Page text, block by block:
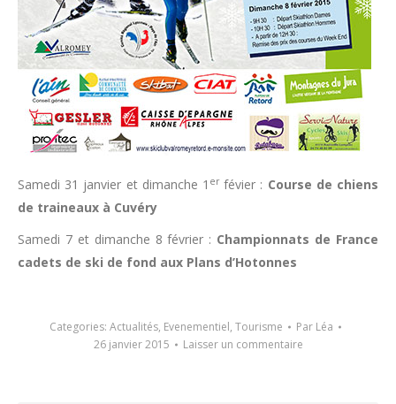
Samedi 31 janvier et dimanche 1 erfévier : Course de chiens
de traineaux à Cuvéry
Samedi 7 et dimanche 8 février : Championnats de France
cadets de ski de fond aux Plans d’Hotonnes
Categories: Actualités, Evenementiel, Tourisme Par Léa
26 janvier 2015
Laisser un commentaire